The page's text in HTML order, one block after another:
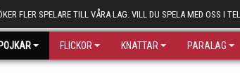
FLER SPELARE TILL VÅRA LAG. VILL DU SPELA MED OSS I
POJKAR FLICKOR KNATTAR PARALAG